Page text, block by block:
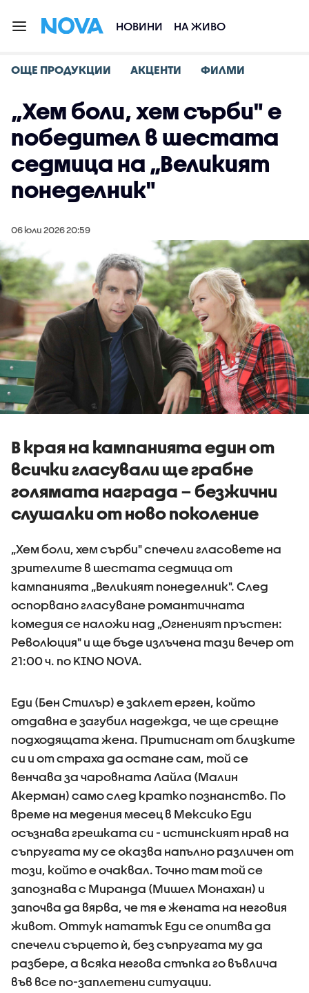
НОВИНИ НА ЖИВО
ОЩЕ ПРОДУКЦИИ АКЦЕНТИ ФИЛМИ
„Хем боли, хем сърби" е
победител в шестата
седмица на „Великият
понеделник"
06 юли 2026 20:59
В края на кампанията един от
всички гласували ще грабне
голямата награда – безжични
слушалки от ново поколение
„Хем боли, хем сърби" спечели гласовете на
зрителите в шестата седмица от
кампанията „Великият понеделник". След
оспорвано гласуване романтичната
комедия се наложи над „Огненият пръстен:
Революция" и ще бъде излъчена тази вечер от
21:00 ч. по KINO NOVA.
Еди (Бен Стилър) е заклет ерген, който
отдавна е загубил надежда, че ще срещне
подходящата жена. Притиснат от близките
си и от страха да остане сам, той се
венчава за чаровната Лайла (Малин
Акерман) само след кратко познанство. По
време на медения месец в Мексико Еди
осъзнава грешката си - истинският нрав на
съпругата му се оказва напълно различен от
този, който е очаквал. Точно там той се
запознава с Миранда (Мишел Монахан) и
започва да вярва, че тя е жената на неговия
живот. Оттук нататък Еди се опитва да
спечели сърцето ѝ, без съпругата му да
разбере, а всяка негова стъпка го въвлича
във все по-заплетени ситуации.